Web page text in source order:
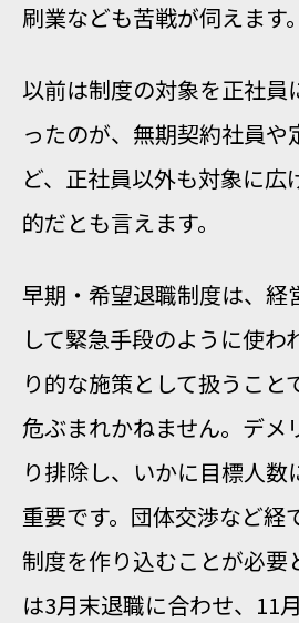
刷業なども苦戦が伺えます。
以前は制度の対象を正社員
ったのが、無期契約社員や
ど、正社員以外も対象に広
的だとも言えます。
早期・希望退職制度は、経
して緊急手段のように使わ
り的な施策として扱うこと
危ぶまれかねません。デメ
り排除し、いかに目標人数
重要です。団体交渉など経
制度を作り込むことが必要
は3月末退職に合わせ、11